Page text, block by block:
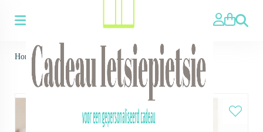
Zoeken
Home > Reserve kleertjes zak - Roze